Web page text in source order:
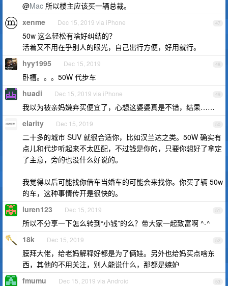
@Mac 所以楼主应该买一辆总裁。
47
xenme Dec 15, 2019 via iPhone
50w 这么轻松有啥好纠结的？
活着又不用在乎别人的眼光，自己出行方便，好用就行。
48
hyy1995 Dec 15, 2019
卧槽。。。50W 代步车
49
huadi Dec 15, 2019 via iPhone
我以为被亲妈嫌弃买便宜了，心想这婆婆真是不错，结果……
50
elarity Dec 15, 2019
二十多的城市 SUV 就很合适你，比如汉兰达之类。50W 确实有
点儿和代步听起来不太匹配，不过钱是你的，只要你想好了拿定
了主意，旁的也没什么好说的。
我觉得以后可能找你借车当婚车的可能会来找你。你买了辆 50w
的车，这种事情传开是很快的。
51
luren123 Dec 15, 2019
所以不分享一下怎么转到“小钱”的么？带大家一起致富啊 ^-^
52
18k Dec 15, 2019
膜拜大佬，给老妈解释好都是为了俩娃。另外也给妈买点啥东
西，其他的不用关注，别人能说什么，那都是嫉妒
53
fmumu Dec 15, 2019 via Android